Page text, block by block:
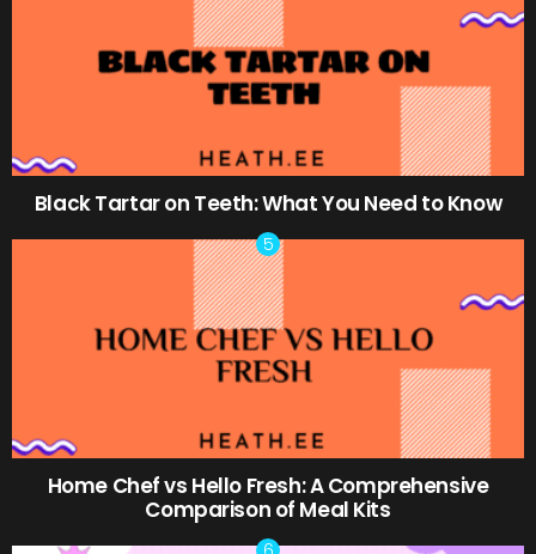
Black Tartar on Teeth: What You Need to Know
Home Chef vs Hello Fresh: A Comprehensive
Comparison of Meal Kits